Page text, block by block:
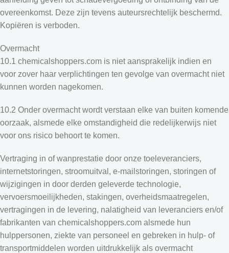
overeenkomst. Deze zijn tevens auteursrechtelijk beschermd.
Kopiëren is verboden.
Overmacht
10.1 chemicalshoppers.com is niet aansprakelijk indien en
voor zover haar verplichtingen ten gevolge van overmacht niet
kunnen worden nagekomen.
10.2 Onder overmacht wordt verstaan ​​elke van buiten komende
oorzaak, alsmede elke omstandigheid die redelijkerwijs niet
voor ons risico behoort te komen.
Vertraging in of wanprestatie door onze toeleveranciers,
internetstoringen, stroomuitval, e-mailstoringen, storingen of
wijzigingen in door derden geleverde technologie,
vervoersmoeilijkheden, stakingen, overheidsmaatregelen,
vertragingen in de levering, nalatigheid van leveranciers en/of
fabrikanten van chemicalshoppers.com alsmede hun
hulppersonen, ziekte van personeel en gebreken in hulp- of
transportmiddelen worden uitdrukkelijk als overmacht